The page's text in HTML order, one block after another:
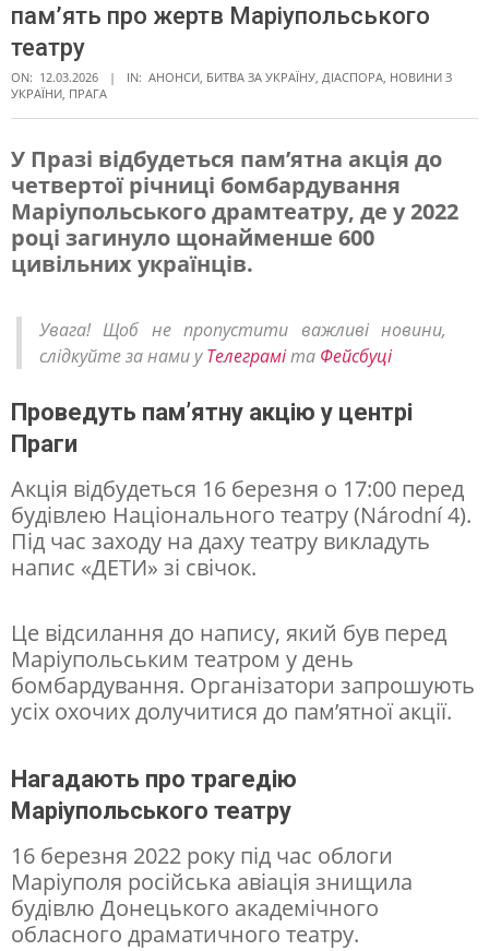
пам’ять про жертв Маріупольського
театру
ON: 12.03.2026 IN: АНОНСИ, БИТВА ЗА УКРАЇНУ, ДІАСПОРА, НОВИНИ З
УКРАЇНИ, ПРАГА
Ч
о
т
и
р
о
и
п
і
л
я
т
а
г
е
д
і
У Празі відбудеться пам’ятна акція до
четвертої річниці бомбардування
Маріупольського драмтеатру, де у 2022
році загинуло щонайменше 600
цивільних українців.
Увага! Щоб не пропустити важливі новини,
слідкуйте за нами уТелеграміта Фейсбуці
Проведуть пам’ятну акцію у центрі
Праги
Акція відбудеться 16 березня о 17:00 перед
будівлею Національного театру (Národní 4).
Під час заходу на даху театру викладуть
напис «ДЕТИ» зі свічок.
Це відсилання до напису, який був перед
Маріупольським театром у день
бомбардування. Організатори запрошують
усіх охочих долучитися до пам’ятної акції.
Нагадають про трагедію
Маріупольського театру
16 березня 2022 року під час облоги
Маріуполя російська авіація знищила
будівлю Донецького академічного
обласного драматичного театру.